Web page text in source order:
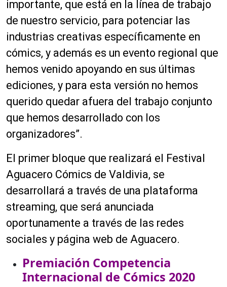
importante, que está en la línea de trabajo
de nuestro servicio, para potenciar las
industrias creativas específicamente en
cómics, y además es un evento regional que
hemos venido apoyando en sus últimas
ediciones, y para esta versión no hemos
querido quedar afuera del trabajo conjunto
que hemos desarrollado con los
organizadores”.
El primer bloque que realizará el Festival
Aguacero Cómics de Valdivia, se
desarrollará a través de una plataforma
streaming, que será anunciada
oportunamente a través de las redes
sociales y página web de Aguacero.
Premiación Competencia
Internacional de Cómics 2020